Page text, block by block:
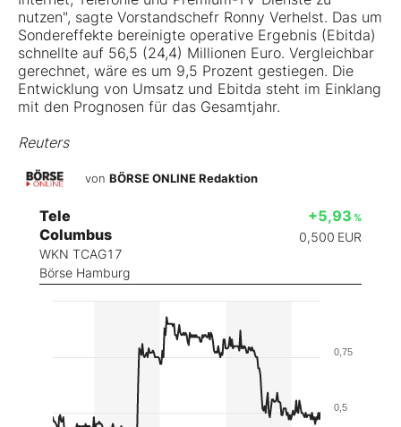
nutzen", sagte Vorstandschefr Ronny Verhelst. Das um
Sondereffekte bereinigte operative Ergebnis (Ebitda)
schnellte auf 56,5 (24,4) Millionen Euro. Vergleichbar
gerechnet, wäre es um 9,5 Prozent gestiegen. Die
Entwicklung von Umsatz und Ebitda steht im Einklang
mit den Prognosen für das Gesamtjahr.
Reuters
von BÖRSE ONLINE Redaktion
Tele
Columbus
WKN TCAG17
Börse Hamburg
+5,93 %
0,500 EUR
0,5
0,75